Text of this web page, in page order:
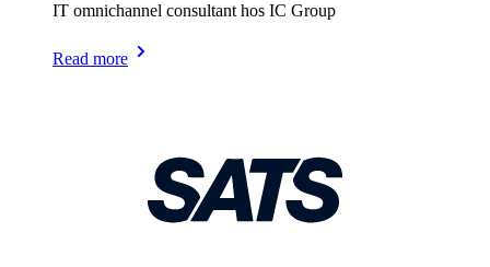
IT omnichannel consultant hos IC Group
Read more